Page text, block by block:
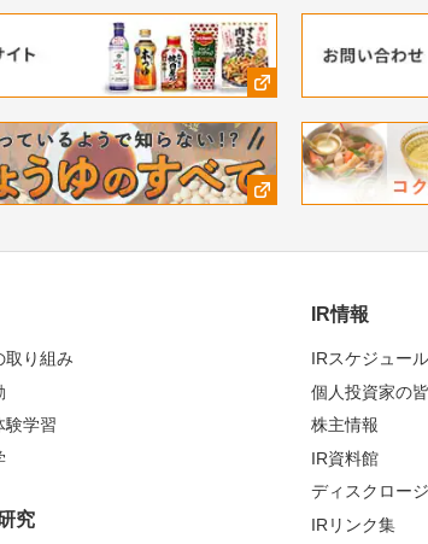
取り組み
験学習
究
IR情報
IRスケジュール
個人投資家の
株主情報
IR資料館
ディスクロー
IRリンク集